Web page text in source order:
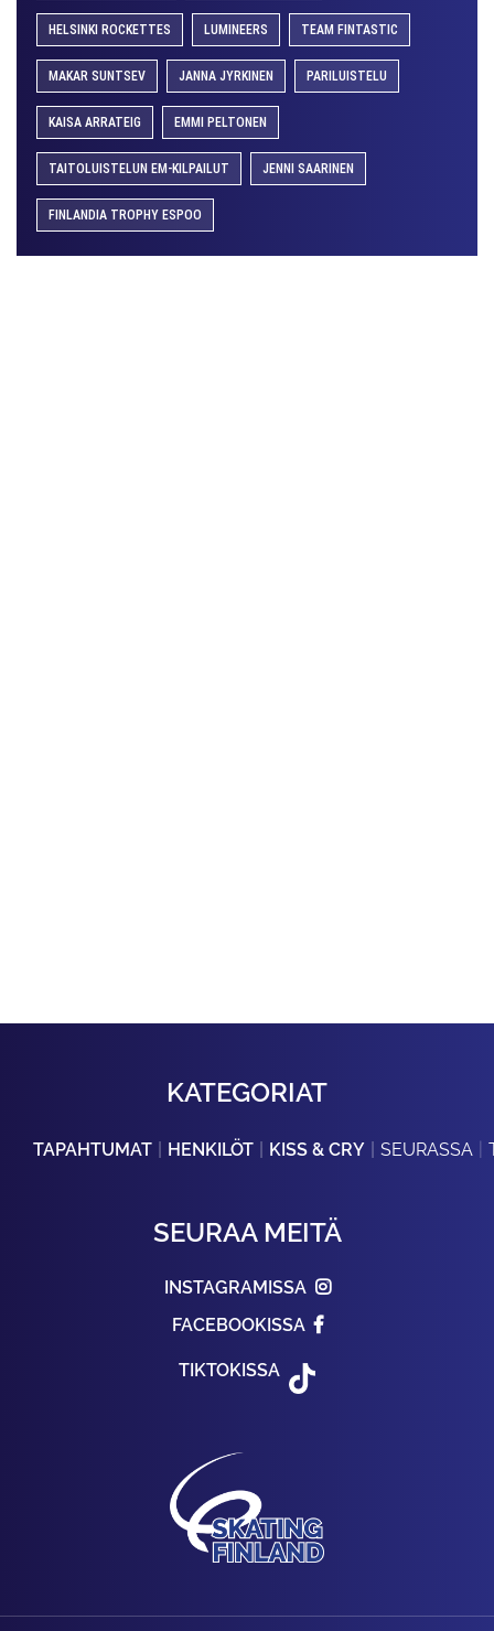
HELSINKI ROCKETTES LUMINEERS TEAM FINTASTIC
MAKAR SUNTSEV JANNA JYRKINEN PARILUISTELU
KAISA ARRATEIG EMMI PELTONEN
TAITOLUISTELUN EM-KILPAILUT JENNI SAARINEN
FINLANDIA TROPHY ESPOO
KATEGORIAT
TAPAHTUMAT HENKILÖT KISS & CRY SEURASSA
SEURAA MEITÄ
INSTAGRAMISSA
FACEBOOKISSA
TIKTOKISSA